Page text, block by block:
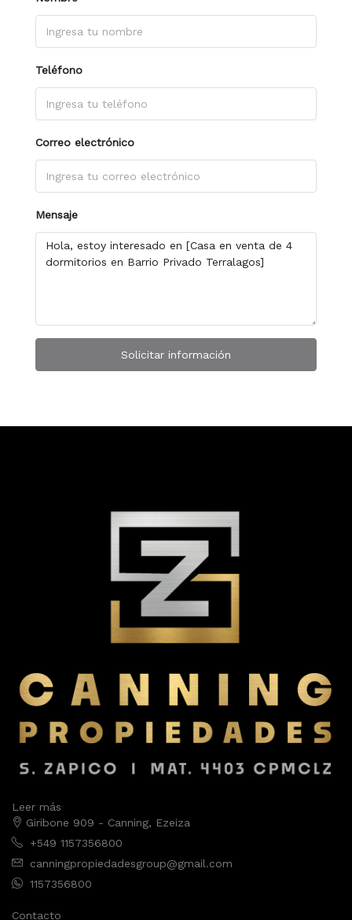
Teléfono
Correo electrónico
Mensaje
Solicitar información
Leer más
Giribone 909 - Canning, Ezeiza
+549 1157356800
canningpropiedadesgroup@gmail.com
1157356800
Contacto